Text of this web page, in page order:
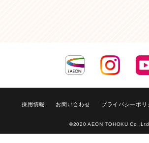
採用情報 お問い合わせ プライバシーポリ
©2020 AEON TOHOKU Co.,Ltd.